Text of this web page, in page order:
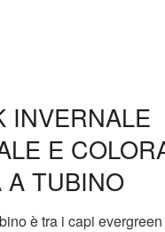
INVERNALE
E
A TUBINO
è tra i capi